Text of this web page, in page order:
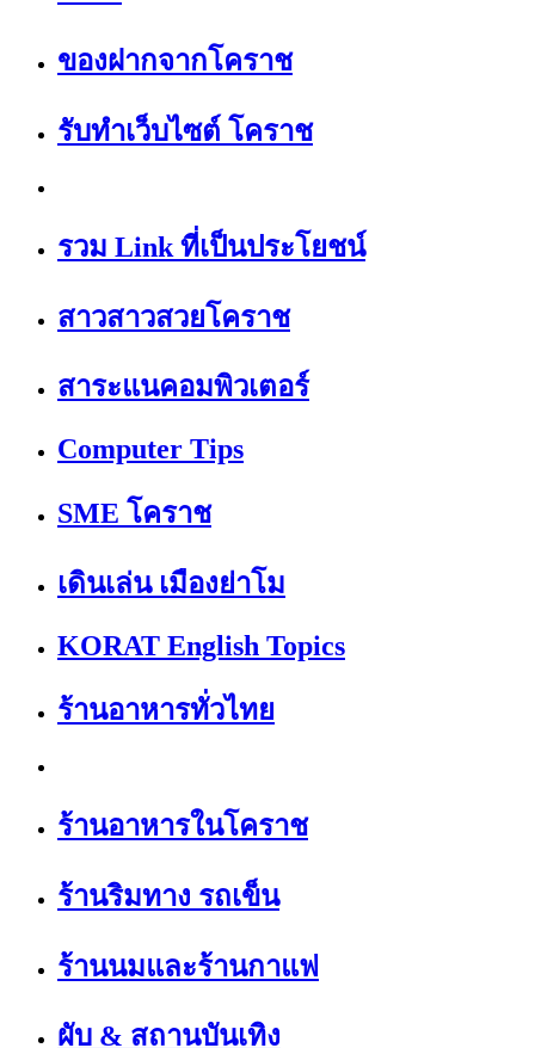
ของฝากจากโคราช
รับทำเว็บไซต์ โคราช
รวม Link ที่เป็นประโยชน์
สาวสาวสวยโคราช
สาระแนคอมพิวเตอร์
Computer Tips
SME โคราช
เดินเล่น เมืองย่าโม
KORAT English Topics
ร้านอาหารทั่วไทย
ร้านอาหารในโคราช
ร้านริมทาง รถเข็น
ร้านนมและร้านกาแฟ
ผับ & สถานบันเทิง